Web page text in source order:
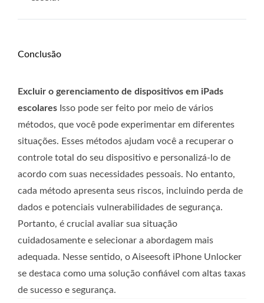
Conclusão
Excluir o gerenciamento de dispositivos em iPads
escolares Isso pode ser feito por meio de vários
métodos, que você pode experimentar em diferentes
situações. Esses métodos ajudam você a recuperar o
controle total do seu dispositivo e personalizá-lo de
acordo com suas necessidades pessoais. No entanto,
cada método apresenta seus riscos, incluindo perda de
dados e potenciais vulnerabilidades de segurança.
Portanto, é crucial avaliar sua situação
cuidadosamente e selecionar a abordagem mais
adequada. Nesse sentido, o Aiseesoft iPhone Unlocker
se destaca como uma solução confiável com altas taxas
de sucesso e segurança.